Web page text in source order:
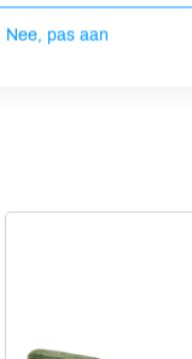
Nee, pas aan